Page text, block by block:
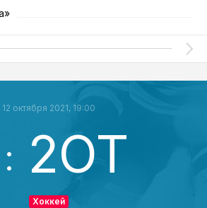
12 октября 2021, 19:00
: 2ОТ
Хоккей